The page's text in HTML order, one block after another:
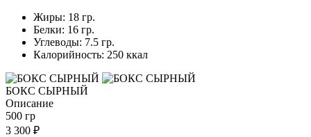
Жиры: 18 гр.
Белки: 16 гр.
Углеводы: 7.5 гр.
Калорийность: 250 ккал
БОКС СЫРНЫЙ
Описание
500 гр
3 300 ₽